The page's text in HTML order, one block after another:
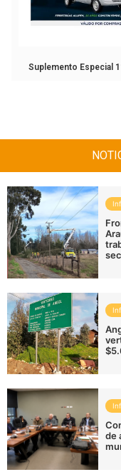
Suplemento Especial
de